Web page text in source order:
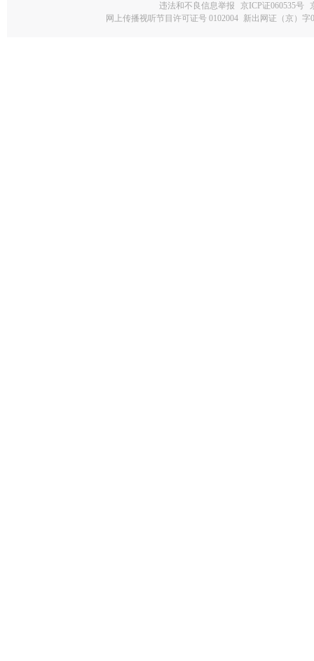
违法和不良信息举报
京ICP证060535号
网上传播视听节目许可证号 0102004 新出网证（京）